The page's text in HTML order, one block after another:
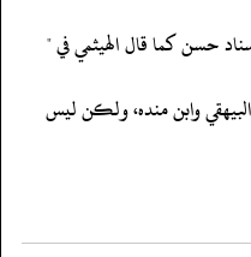
حسن كما قال الهيثمي في "
البيهقي وابن منده، ولكن ليس